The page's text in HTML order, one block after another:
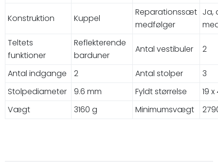
Konstruktion Kuppel
Reparationssæt
medfølger
Ja,
Teltets
funktioner
Reflekterende
barduner
Antal vestibuler 2
Antal indgange 2 Antal stolper
3
Stolpediameter
9.6 mm Fyldt størrelse
19
Vægt
3160 g Minimumsvægt